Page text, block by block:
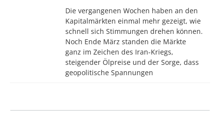
Die vergangenen Wochen haben an den
Kapitalmärkten einmal mehr gezeigt, wie
schnell sich Stimmungen drehen können.
Noch Ende März standen die Märkte
ganz im Zeichen des Iran-Kriegs,
steigender Ölpreise und der Sorge, dass
geopolitische Spannungen